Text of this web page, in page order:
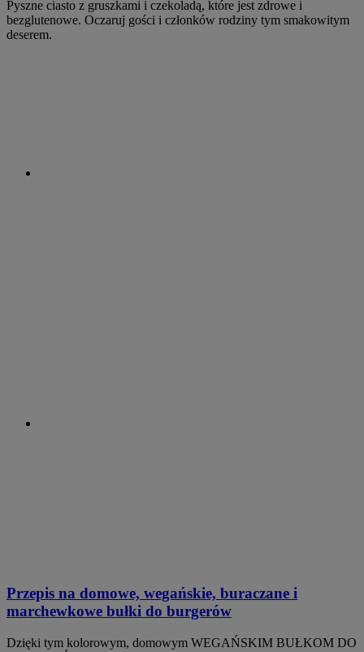
Pyszne ciasto z gruszkami i czekoladą, które jest zdrowe i
bezglutenowe. Oczaruj gości i członków rodziny tym smakowitym
deserem.
Przepis na domowe, wegańskie, buraczane i
marchewkowe bułki do burgerów
Dzięki tym kolorowym, domowym WEGAŃSKIM BUŁKOM DO